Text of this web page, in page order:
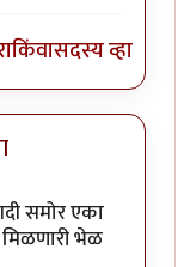
किंवासदस्य व्हा
समोरचीby
समोर एका
भेळ